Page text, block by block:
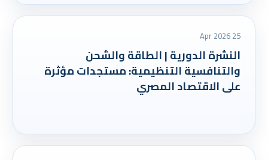
25 Apr 2026
النشرة الدورية | الطاقة والشحن
والتنافسية التنظيمية: مستجدات مؤثرة
على الاقتصاد المصري